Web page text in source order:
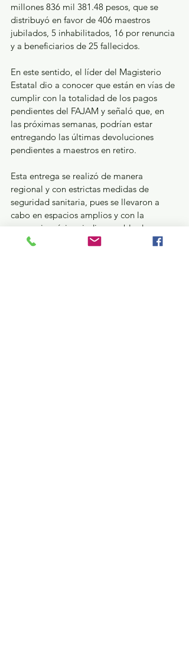
millones 836 mil 381.48 pesos, que se
distribuyó en favor de 406 maestros
jubilados, 5 inhabilitados, 16 por renuncia
y a beneficiarios de 25 fallecidos.
En este sentido, el líder del Magisterio
Estatal dio a conocer que están en vías de
cumplir con la totalidad de los pagos
pendientes del FAJAM y señaló que, en
las próximas semanas, podrían estar
entregando las últimas devoluciones
pendientes a maestros en retiro.
Esta entrega se realizó de manera
regional y con estrictas medidas de
seguridad sanitaria, pues se llevaron a
cabo en espacios amplios y con la
presencia mínima indispensable de
personas; además se utilizaron arcos